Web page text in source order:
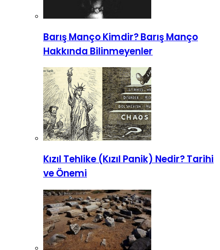
Barış Manço Kimdir? Barış Manço
Hakkında Bilinmeyenler
Kızıl Tehlike (Kızıl Panik) Nedir? Tarihi
ve Önemi